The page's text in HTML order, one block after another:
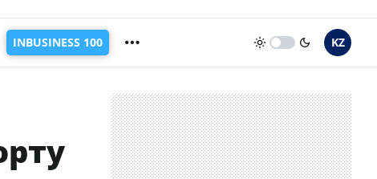
INBUSINESS 100 KZ